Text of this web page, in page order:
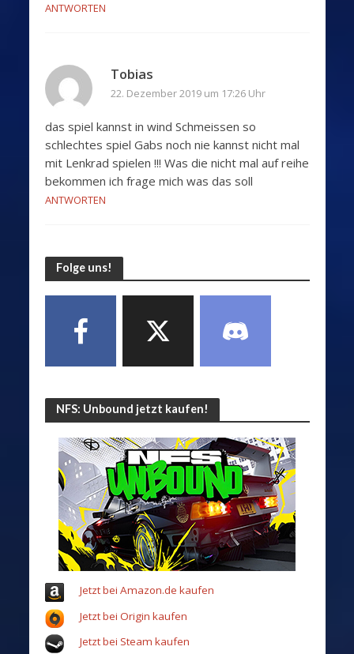
ANTWORTEN
Tobias
22. Dezember 2019 um 17:26 Uhr
das spiel kannst in wind Schmeissen so
schlechtes spiel Gabs noch nie kannst nicht mal
mit Lenkrad spielen !!! Was die nicht mal auf reihe
bekommen ich frage mich was das soll
ANTWORTEN
Folge uns!
NFS: Unbound jetzt kaufen!
Jetzt bei Amazon.de kaufen
Jetzt bei Origin kaufen
Jetzt bei Steam kaufen